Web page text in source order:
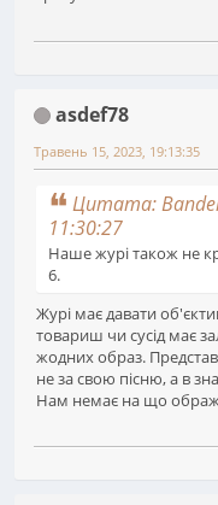
asdef78
Травень 15, 2023, 19:13:35
Цитата:
11:30:27
Наше журі також не
6.
Журі має давати
товариш чи сусід має
жодних образ.
не за свою пісню, а в
Нам немає на що